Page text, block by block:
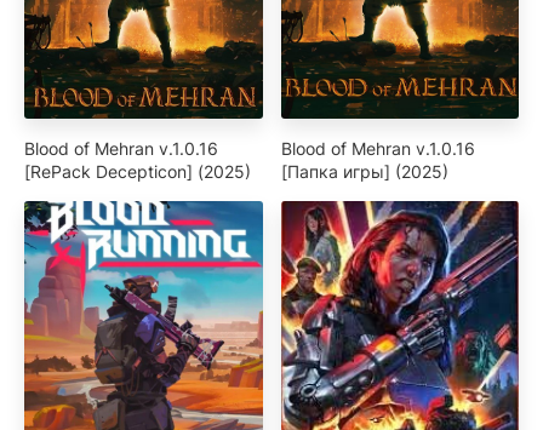
Blood of Mehran v.1.0.16
[RePack Decepticon] (2025)
Blood of Mehran v.1.0.16
[Папка игры] (2025)